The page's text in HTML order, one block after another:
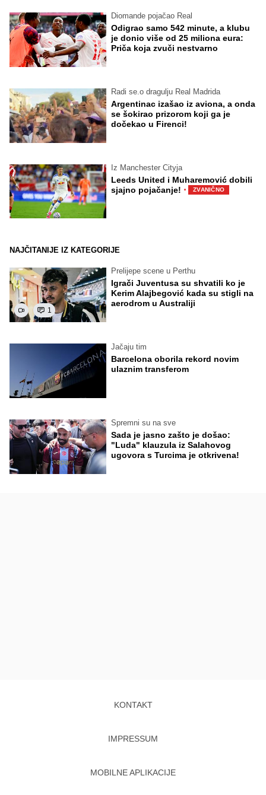
Diomande pojačao Real
Odigrao samo 542 minute, a klubu
je donio više od 25 miliona eura:
Priča koja zvuči nestvarno
Radi se.o dragulju Real Madrida
Argentinac izašao iz aviona, a onda
se šokirao prizorom koji ga je
dočekao u Firenci!
Iz Manchester Cityja
Leeds United i Muharemović dobili
sjajno pojačanje! · ZVANIČNO
NAJČITANIJE IZ KATEGORIJE
1
Prelijepe scene u Perthu
Igrači Juventusa su shvatili ko je
Kerim Alajbegović kada su stigli na
aerodrom u Australiji
Jačaju tim
Barcelona oborila rekord novim
ulaznim transferom
Spremni su na sve
Sada je jasno zašto je došao:
"Luda" klauzula iz Salahovog
ugovora s Turcima je otkrivena!
KONTAKT
IMPRESSUM
MOBILNE APLIKACIJE